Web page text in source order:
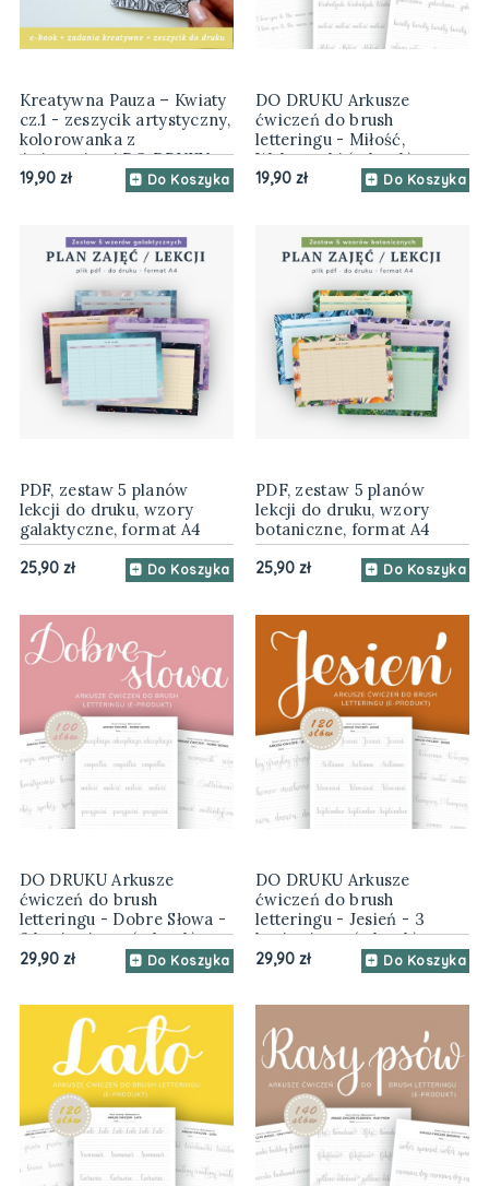
Kreatywna Pauza – Kwiaty
cz.1 - zeszycik artystyczny,
kolorowanka z
ćwiczeniami DO DRUKU
pdf
19,90 zł Do Koszyka
DO DRUKU Arkusze
ćwiczeń do brush
letteringu - Miłość,
Walentynki (e-book)
19,90 zł Do Koszyka
PDF, zestaw 5 planów
lekcji do druku, wzory
galaktyczne, format A4
25,90 zł Do Koszyka
PDF, zestaw 5 planów
lekcji do druku, wzory
botaniczne, format A4
25,90 zł Do Koszyka
DO DRUKU Arkusze
ćwiczeń do brush
letteringu - Dobre Słowa -
3 kroje pisma (e-book)
29,90 zł Do Koszyka
DO DRUKU Arkusze
ćwiczeń do brush
letteringu - Jesień - 3
kroje pisma (e-book)
29,90 zł Do Koszyka